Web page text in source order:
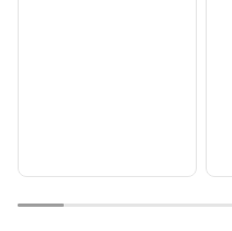
1 2 3 4 5